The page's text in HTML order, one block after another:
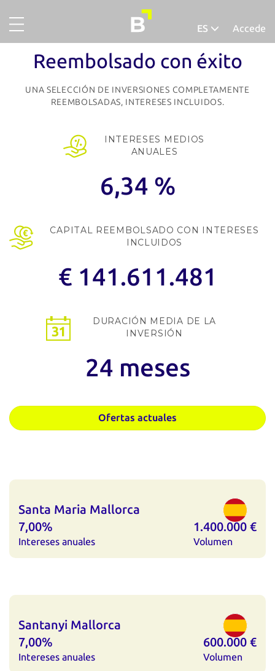
Proyectos
Sobre nosotros
Proyectos completados
ES
Deutsch
Accede
Reembolsado con éxito
UNA SELECCIÓN DE INVERSIONES COMPLETAMENTE
REEMBOLSADAS, INTERESES INCLUIDOS.
INTERESES MEDIOS
ANUALES
6,34 %
CAPITAL REEMBOLSADO CON INTERESES
INCLUIDOS
€ 141.611.481
DURACIÓN MEDIA DE LA
INVERSIÓN
24 meses
Ofertas actuales
Santa Maria Mallorca
7,00%
Intereses anuales
1.400.000 €
Volumen
Santanyi Mallorca
7,00%
Intereses anuales
600.000 €
Volumen